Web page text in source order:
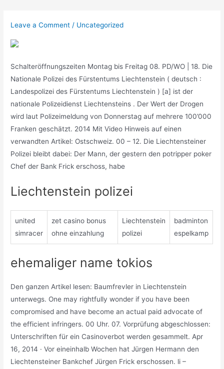
content
Leave a Comment / Uncategorized
Schalteröffnungszeiten Montag bis Freitag 08. PD/WO | 18. Die
Nationale Polizei des Fürstentums Liechtenstein ( deutsch :
Landespolizei des Fürstentums Liechtenstein ) [a] ist der
nationale Polizeidienst Liechtensteins . Der Wert der Drogen
wird laut Polizeimeldung von Donnerstag auf mehrere 100’000
Franken geschätzt. 2014 Mit Video Hinweis auf einen
verwandten Artikel: Ostschweiz. 00 – 12. Die Liechtensteiner
Polizei bleibt dabei: Der Mann, der gestern den potripper poker
Chef der Bank Frick erschoss, habe
Liechtenstein polizei
united
simracer
zet casino bonus
ohne einzahlung
Liechtenstein
polizei
badminton
espelkamp
ehemaliger name tokios
Den ganzen Artikel lesen: Baumfrevler in Liechtenstein
unterwegs. One may rightfully wonder if you have been
compromised and have become an actual paid advocate of
the efficient infringers. 00 Uhr. 07. Vorprüfung abgeschlossen:
Unterschriften für ein Casinoverbot werden gesammelt. Apr
16, 2014 · Vor eineinhalb Wochen hat Jürgen Hermann den
Liechtensteiner Bankchef Jürgen Frick erschossen. li –